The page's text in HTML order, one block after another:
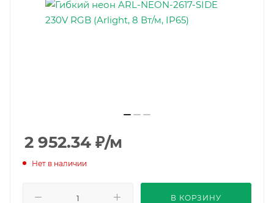
2 952.34 ₽/м
Нет в наличии
В КОРЗИНУ